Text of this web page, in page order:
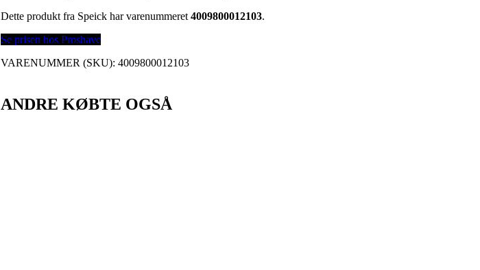
Dette produkt fra Speick har varenummeret4009800012103.
Se prisen hos Proshave
VARENUMMER (SKU):4009800012103
ANDRE KØBTE OGSÅ